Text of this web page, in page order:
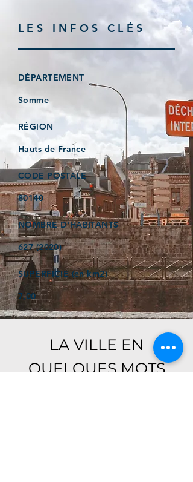
LES INFOS CLÉS
DÉPARTEMENT
Somme
RÉGION
Hauts de France
CODE POSTALE
80140
NOMBRE D'HABITANTS
627 (2020)
SUPERFICIE (en km2)
7,00
LA VILLE EN
QUELQUES MOTS